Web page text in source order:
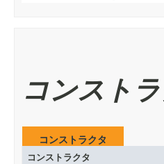
コンスト
コンストラクタ
コンストラクタ